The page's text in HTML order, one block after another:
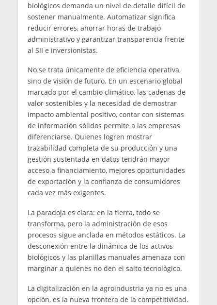
biológicos demanda un nivel de detalle difícil de
sostener manualmente. Automatizar significa
reducir errores, ahorrar horas de trabajo
administrativo y garantizar transparencia frente
al SII e inversionistas.
No se trata únicamente de eficiencia operativa,
sino de visión de futuro. En un escenario global
marcado por el cambio climático, las cadenas de
valor sostenibles y la necesidad de demostrar
impacto ambiental positivo, contar con sistemas
de información sólidos permite a las empresas
diferenciarse. Quienes logren mostrar
trazabilidad completa de su producción y una
gestión sustentada en datos tendrán mayor
acceso a financiamiento, mejores oportunidades
de exportación y la confianza de consumidores
cada vez más exigentes.
La paradoja es clara: en la tierra, todo se
transforma, pero la administración de esos
procesos sigue anclada en métodos estáticos. La
desconexión entre la dinámica de los activos
biológicos y las planillas manuales amenaza con
marginar a quienes no den el salto tecnológico.
La digitalización en la agroindustria ya no es una
opción, es la nueva frontera de la competitividad.